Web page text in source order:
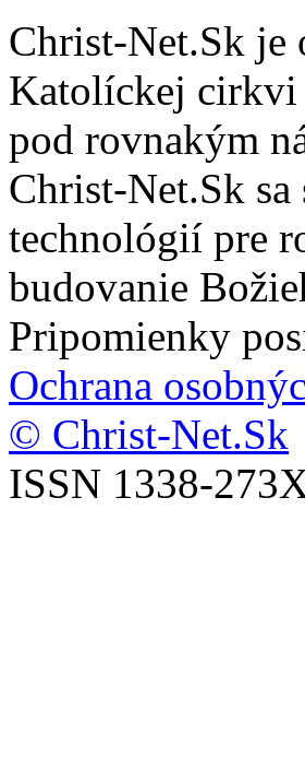
Christ-Net.Sk je
Katolíckej cirkvi
pod rovnakým
Christ-Net.Sk
technológií pre
budovanie
Pripomienky
Ochrana
© Christ-Net.Sk
ISSN 1338-